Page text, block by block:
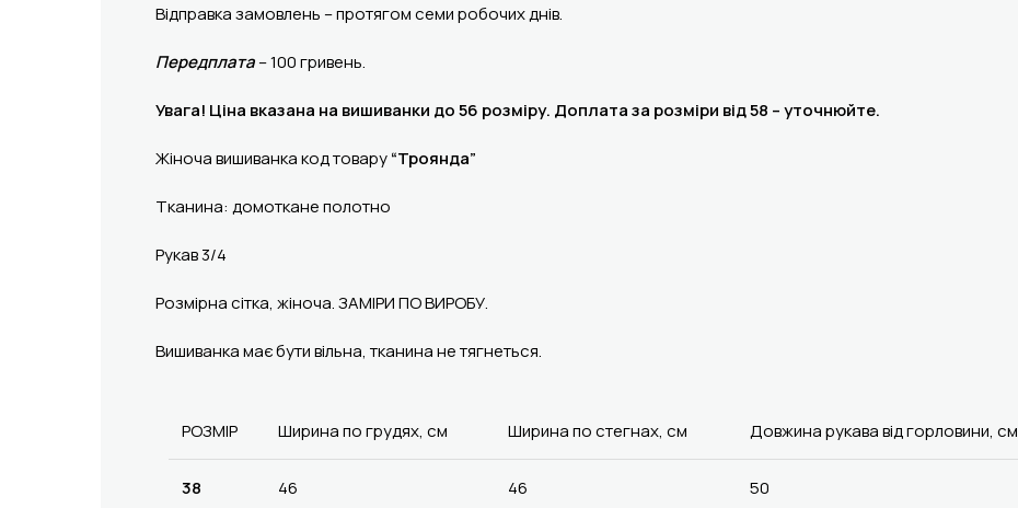
Відправка замовлень – протягом семи робочих днів.
Передплата– 100 гривень.
Увага! Ціна вказана на вишиванки до 56 розміру. Доплата за розміри від 58 – уточнюйте.
Жіноча вишиванка код товару“Троянда”
Тканина: домоткане полотно
Рукав 3/4
Розмірна сітка, жіноча. ЗАМІРИ ПО ВИРОБУ.
Вишиванка має бути вільна, тканина не тягнеться.
РОЗМІР Ширина по грудях, см Ширина по стегнах, см Довжина рукава від горловини, см
38 46 46 50